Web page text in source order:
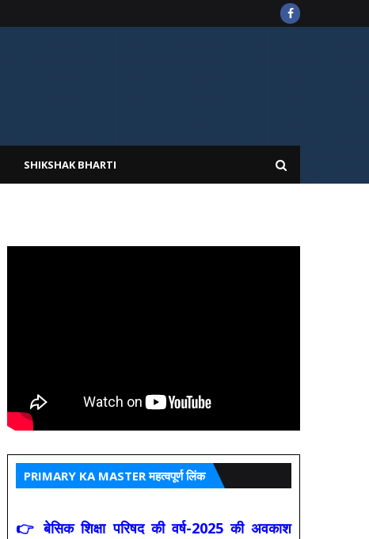
SHIKSHAK BHARTI
PRIMARY KA MASTER महत्वपूर्ण लिंक
👉 बेसिक शिक्षा परिषद की वर्ष-2025 की अवकाश